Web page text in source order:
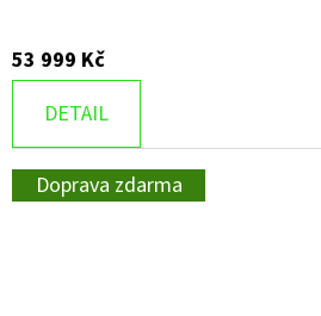
53 999 Kč
DETAIL
Doprava zdarma